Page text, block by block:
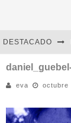
DESTACADO
eva octubre